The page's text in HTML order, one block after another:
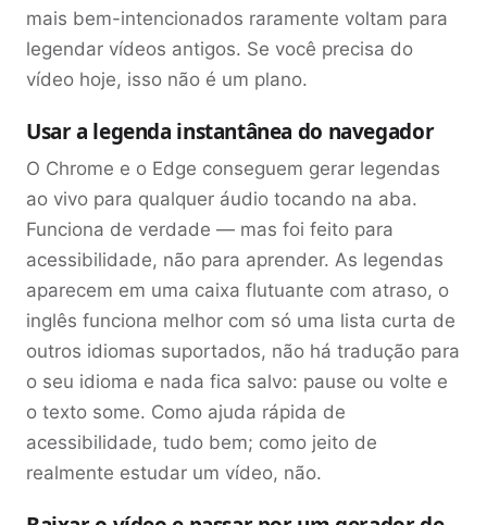
mais bem-intencionados raramente voltam para
legendar vídeos antigos. Se você precisa do
vídeo hoje, isso não é um plano.
Usar a legenda instantânea do navegador
O Chrome e o Edge conseguem gerar legendas
ao vivo para qualquer áudio tocando na aba.
Funciona de verdade — mas foi feito para
acessibilidade, não para aprender. As legendas
aparecem em uma caixa flutuante com atraso, o
inglês funciona melhor com só uma lista curta de
outros idiomas suportados, não há tradução para
o seu idioma e nada fica salvo: pause ou volte e
o texto some. Como ajuda rápida de
acessibilidade, tudo bem; como jeito de
realmente estudar um vídeo, não.